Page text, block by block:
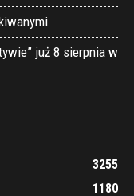
już 8 sierpnia w
3255
1180